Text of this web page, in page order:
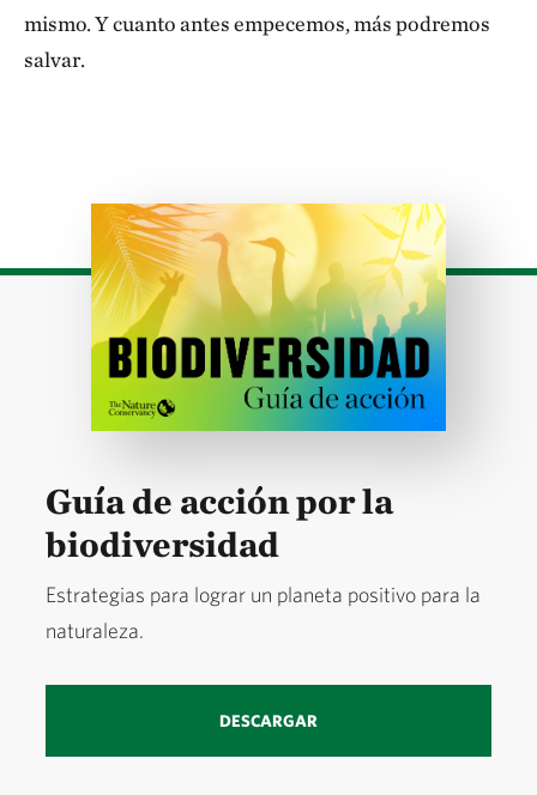
mismo. Y cuanto antes empecemos, más podremos
salvar.
Guía de acción por la
biodiversidad
Estrategias para lograr un planeta positivo para la
naturaleza.
DESCARGAR